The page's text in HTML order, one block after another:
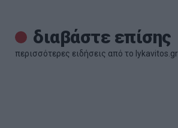
διαβάστε επίσης
περισσότερες ειδήσεις από το lykavitos.gr